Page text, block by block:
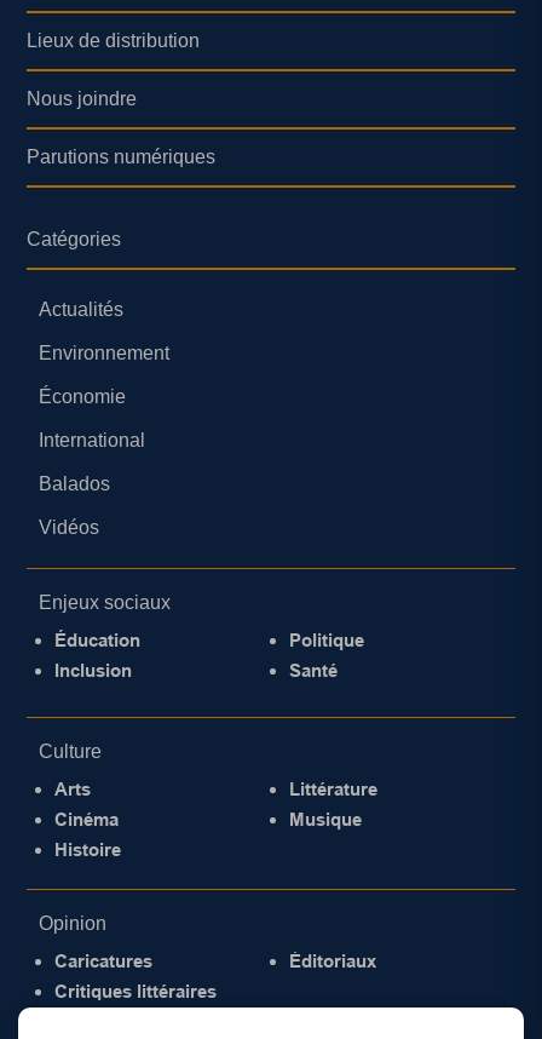
Lieux de distribution
Nous joindre
Parutions numériques
Catégories
Actualités
Environnement
Économie
International
Balados
Vidéos
Enjeux sociaux
Éducation
Inclusion
Politique
Santé
Culture
Arts
Cinéma
Histoire
Littérature
Musique
Opinion
Caricatures
Critiques littéraires
Éditoriaux